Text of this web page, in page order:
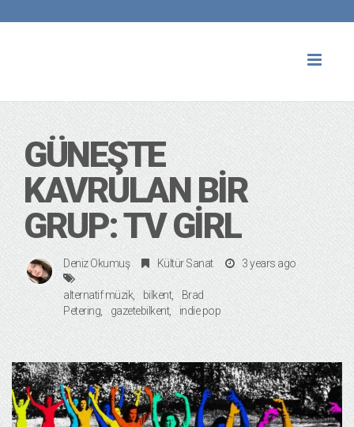
GÜNEŞTE
KAVRULAN BIR
GRUP: TV GIRL
Deniz Okumuş Kültür Sanat 3 years ago
alternatif müzik bilkent
Brad
Petering
gazetebilkent indie pop